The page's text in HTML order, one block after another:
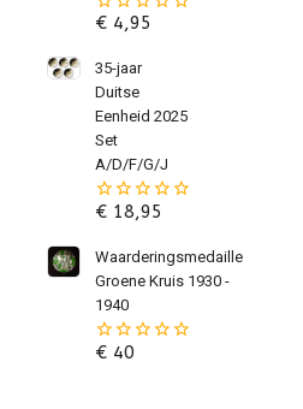
0
de
5
€4,95
35-jaar
Duitse
Eenheid 2025
Set
A/D/F/G/J
0
de
€18,95
Waarderingsmedaille
Groene Kruis 1930 -
1940
0
€40